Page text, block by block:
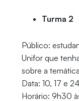
Turma 2
Público:
Unifor que
sobre a temática
Data: 10, 17 e
Horário: 9h30